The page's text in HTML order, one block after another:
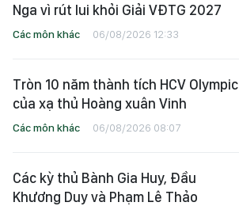
Nga vì rút lui khỏi Giải VĐTG 2027
Các môn khác 06/08/2026 12:33
Tròn 10 năm thành tích HCV Olympic
của xạ thủ Hoàng xuân Vinh
Các môn khác 06/08/2026 08:07
Các kỳ thủ Bành Gia Huy, Đầu
Khương Duy và Phạm Lê Thảo